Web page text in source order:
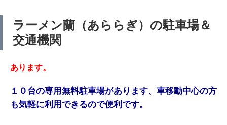
ラーメン蘭（あららぎ）の駐車場＆
交通機関
あります。
１０台の専用無料駐車場があります、車移動中心の方
も気軽に利用できるので便利です。